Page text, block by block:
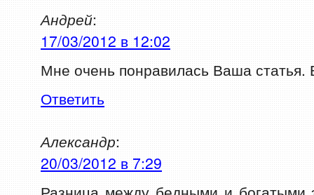
Андрей:
17/03/2012 в 12:02
Мне очень понравилась Ваша
Ответить
Александр:
20/03/2012 в 7:29